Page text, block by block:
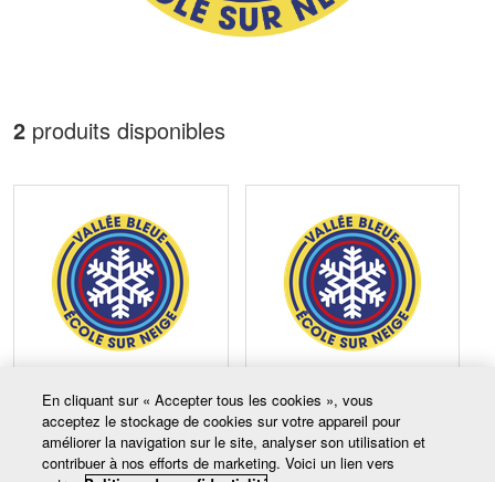
2 produits disponibles
Carte-école - 4 billets
journaliers (7-21 ans)
135,00 $CA
Carte-école - 4 billets
journaliers (0-6 ans)
51,00 $CA
En cliquant sur « Accepter tous les cookies », vous
acceptez le stockage de cookies sur votre appareil pour
améliorer la navigation sur le site, analyser son utilisation et
contribuer à nos efforts de marketing. Voici un lien vers